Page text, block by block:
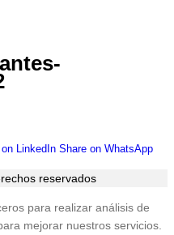
LinkedInShare
LinkedIn
Share on WhatsApp
reservados
para realizar análisis de
mejorar nuestros servicios.